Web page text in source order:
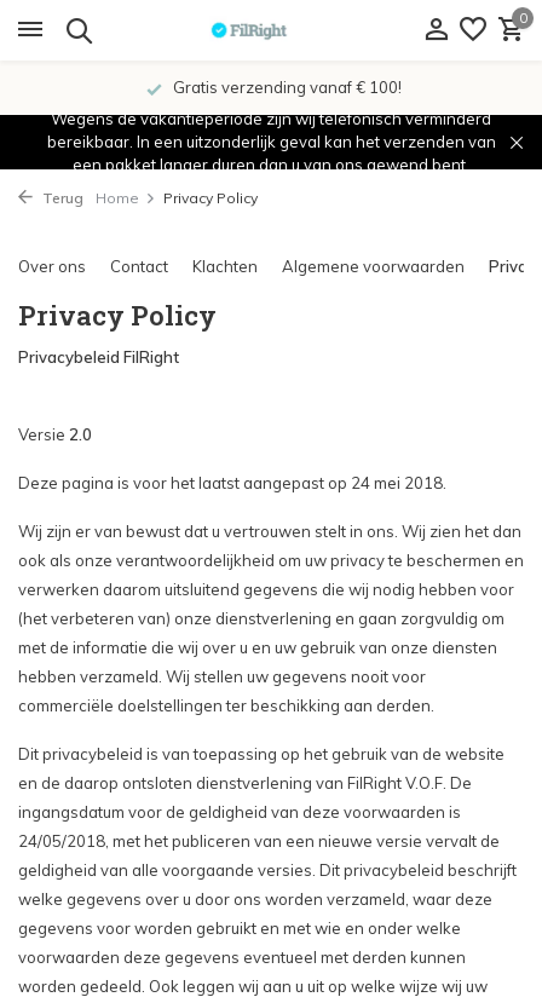
0
Showroom in IJsselstein!
Wegens de vakantieperiode zijn wij telefonisch verminderd
bereikbaar. In een uitzonderlijk geval kan het verzenden van
een pakket langer duren dan u van ons gewend bent.
Terug Home Privacy Policy
Over ons Contact Klachten Algemene voorwaarden
Privacy Policy
Privacybeleid FilRight
Versie 2.0
Deze pagina is voor het laatst aangepast op 24 mei 2018.
Wij zijn er van bewust dat u vertrouwen stelt in ons. Wij zien het dan
ook als onze verantwoordelijkheid om uw privacy te beschermen en
verwerken daarom uitsluitend gegevens die wij nodig hebben voor
(het verbeteren van) onze dienstverlening en gaan zorgvuldig om
met de informatie die wij over u en uw gebruik van onze diensten
hebben verzameld. Wij stellen uw gegevens nooit voor
commerciële doelstellingen ter beschikking aan derden.
Dit privacybeleid is van toepassing op het gebruik van de website
en de daarop ontsloten dienstverlening van FilRight V.O.F. De
ingangsdatum voor de geldigheid van deze voorwaarden is
24/05/2018, met het publiceren van een nieuwe versie vervalt de
geldigheid van alle voorgaande versies. Dit privacybeleid beschrijft
welke gegevens over u door ons worden verzameld, waar deze
gegevens voor worden gebruikt en met wie en onder welke
voorwaarden deze gegevens eventueel met derden kunnen
worden gedeeld. Ook leggen wij aan u uit op welke wijze wij uw